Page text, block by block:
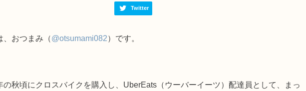
Twitter
、おつまみ（@otsumami082）です。
の秋頃にクロスバイクを購入し、UberEats（ウーバーイーツ）配達員として、まっ